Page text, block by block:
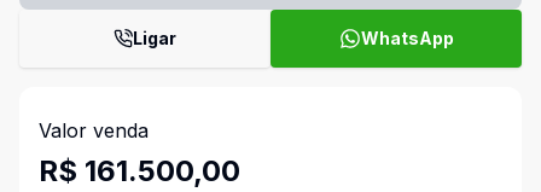
Ligar WhatsApp
Valor venda
R$ 161.500,00